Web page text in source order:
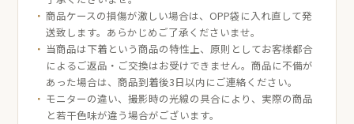
商品ケースの損傷が激しい場合は、OPP袋に入れ直して発
送致します。あらかじめご了承くださいませ。
当商品は下着という商品の特性上、原則としてお客様都合
によるご返品・ご交換はお受けできません。商品に不備が
あった場合は、商品到着後3日以内にご連絡ください。
モニターの違い、撮影時の光線の具合により、実際の商品
と若干色味が違う場合がございます。